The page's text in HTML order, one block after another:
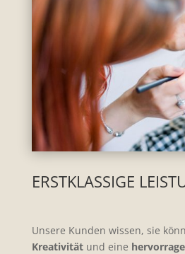
ERSTKLASSIGE
Unsere Kunden wissen, sie
Kreativitätund eine